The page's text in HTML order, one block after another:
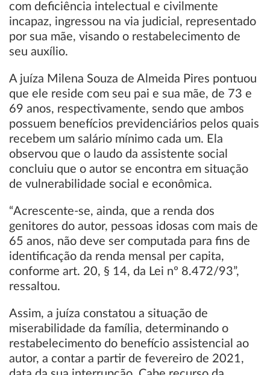
com deficiência intelectual e civilmente
incapaz, ingressou na via judicial, representado
por sua mãe, visando o restabelecimento de
seu auxílio.
A juíza Milena Souza de Almeida Pires pontuou
que ele reside com seu pai e sua mãe, de 73 e
69 anos, respectivamente, sendo que ambos
possuem benefícios previdenciários pelos quais
recebem um salário mínimo cada um. Ela
observou que o laudo da assistente social
concluiu que o autor se encontra em situação
de vulnerabilidade social e econômica.
“Acrescente-se, ainda, que a renda dos
genitores do autor, pessoas idosas com mais de
65 anos, não deve ser computada para fins de
identificação da renda mensal per capita,
conforme art. 20, § 14, da Lei nº 8.472/93”,
ressaltou.
Assim, a juíza constatou a situação de
miserabilidade da família, determinando o
restabelecimento do benefício assistencial ao
autor, a contar a partir de fevereiro de 2021,